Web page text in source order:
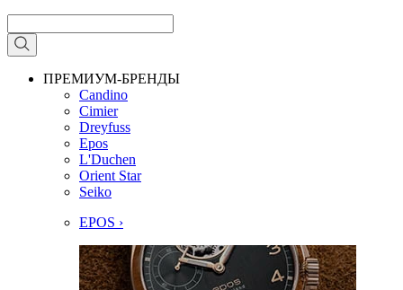
ПРЕМИУМ-БРЕНДЫ
Candino
Cimier
Dreyfuss
Epos
L'Duchen
Orient Star
Seiko
EPOS ›